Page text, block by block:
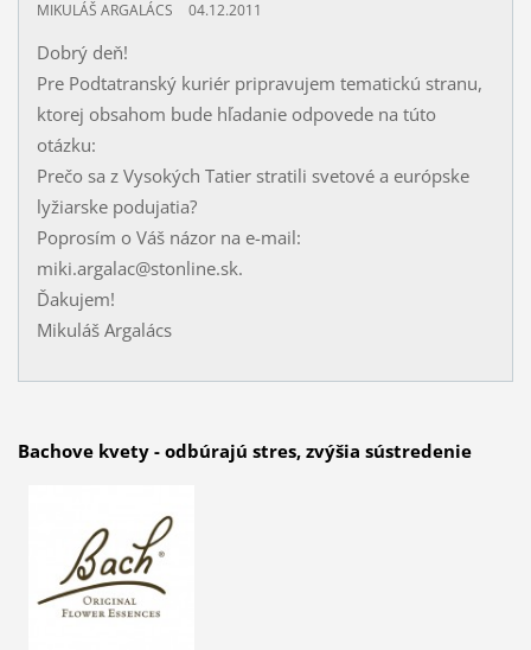
MIKULÁŠ ARGALÁCS 04.12.2011
Dobrý deň!
Pre Podtatranský kuriér pripravujem tematickú stranu,
ktorej obsahom bude hľadanie odpovede na túto
otázku:
Prečo sa z Vysokých Tatier stratili svetové a európske
lyžiarske podujatia?
Poprosím o Váš názor na e-mail:
miki.argalac@stonline.sk.
Ďakujem!
Mikuláš Argalács
Bachove kvety - odbúrajú stres, zvýšia sústredenie